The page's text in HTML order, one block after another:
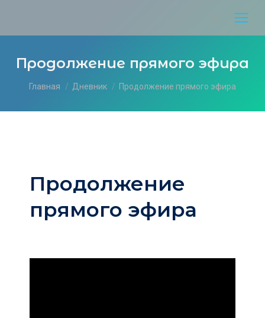
Продолжение прямого эфира
Вы здесь:
Главная Дневник Продолжение прямого эфира
Продолжение
прямого эфира